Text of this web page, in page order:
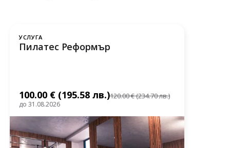
УСЛУГА
Пилатес Реформър
100.00 € (195.58 лв.)120.00 € (234.70 лв.)
до 31.08.2026